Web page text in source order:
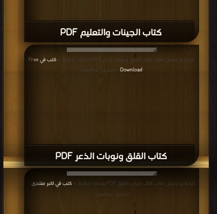
كتاب الجينات والتعليم PDF
كتاب القلق ونوبات الذعر PDF
قراءة و تحميل كتاب كتاب القلق ونوبات الذعر PDF مجانا | مكتبة >
كتب في Free
Download | التحميل : مرة/مرات
قراءة و تحميل كتاب كتاب مرض القلق PDF مجانا | مكتبة > كتب في اكبر منتدى
التحميل : مرة/مرات